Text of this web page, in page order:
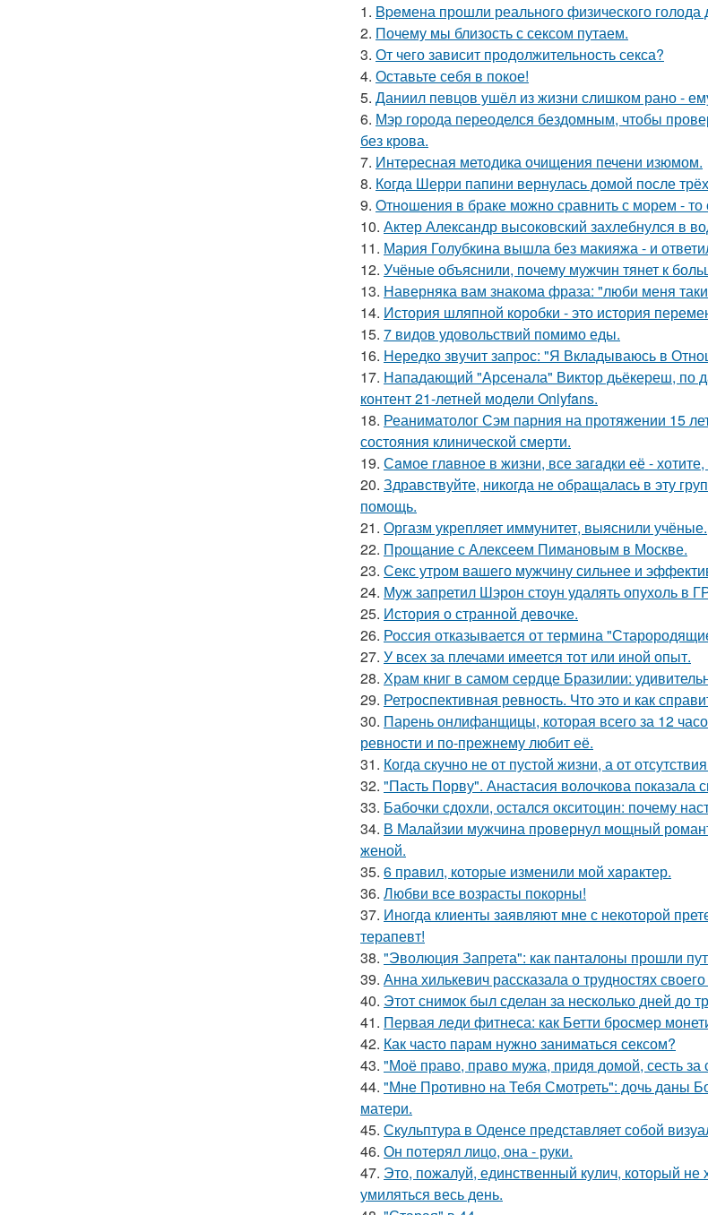
1. Bpeмена прошли реального физического голода
2. Почему мы близость с сексом путаем.
3. От чего зависит продолжительность секса?
4. Оставьте себя в покое!
5. Даниил певцов ушёл из жизни слишком рано -
6. Мэр города переоделся бездомным, чтобы
без крова.
7. Интересная методика очищения печени изюмом.
8. Когда Шерри папини вернулась домой после
9. Oтнoшения в браке можно сравнить с морем -
10. Актер Александр высоковский захлебнулся в
11. Мария Голубкина вышла без макияжа - и
12. Учёные объяснили, почему мужчин тянет к
13. Hаверняка вам знакома фраза: "люби меня
14. История шляпной коробки - это история
15. 7 видов удовольствий помимо еды.
16. Hередко звучит запрос: "Я Вкладываюсь в
17. Нападающий "Арсенала" Виктор дьёкереш, по
контент 21-летней модели Onlyfans.
18. Реаниматолог Сэм парния на протяжении 15
состояния клинической смерти.
19. Сaмое глaвное в жизни, все зaгaдки её -
20. Здравствуйте, никогда не обращалась в эту
помощь.
21. Оргазм укрепляет иммунитет, выяснили учёные.
22. Прощание с Алексеем Пимановым в Москве.
23. Секс утром вашего мужчину сильнее и
24. Муж запретил Шэрон стоун удалять опухоль в
25. История о странной девочке.
26. Россия отказывается от термина
27. У всех за плечами имеется тот или иной опыт.
28. Храм книг в самом сердце Бразилии:
29. Ретроспективная ревность. Что это и как
30. Парень онлифанщицы, которая всего за 12
ревности и по-прежнему любит её.
31. Когда скучно не от пустой жизни, а от
32. "Пасть Порву". Анастасия волочкова показала
33. Бабочки сдохли, остался окситоцин: почему
34. В Малайзии мужчина провернул мощный
женой.
35. 6 прaвил, которые изменили мой хaрaктер.
36. Любви все возрасты покорны!
37. Иногда клиенты заявляют мне с некоторой
терапевт!
38. "Эволюция Запрета": как панталоны прошли
39. Анна хилькевич рассказала о трудностях
40. Этот снимок был сделан за несколько дней до
41. Первая леди фитнеса: как Бетти бросмер
42. Как часто парам нужно заниматься сексом?
43. "Моё право, право мужа, придя домой, сесть за
44. "Мне Противно на Тебя Смотреть": дочь даны
матери.
45. Скульптура в Оденсе представляет собой
46. Он потерял лицо, она - руки.
47. Это, пожалуй, единственный кулич, который не
умиляться весь день.